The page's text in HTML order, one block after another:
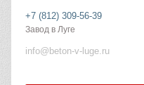
+7 (812) 309-56-39
Завод в Луге
info@beton-v-luge.ru